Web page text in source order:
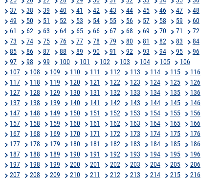
37
38 39 40 41 42 43 44 45 46 47
48
49
50 51 52 53 54 55 56 57 58 59
60
61
62 63 64 65 66 67 68 69 70 71
72
73
74 75 76 77 78 79 80 81 82 83
84
85
86 87 88 89 90 91 92 93 94 95
96
97
98 99 100 101 102 103 104 105
106
107
108 109 110 111 112 113 114 115
116
117
118 119 120 121 122 123 124 125
126
127
128 129 130 131 132 133 134 135
136
137
138 139 140 141 142 143 144 145
146
147
148 149 150 151 152 153 154 155
156
157
158 159 160 161 162 163 164 165
166
167
168 169 170 171 172 173 174 175
176
177
178 179 180 181 182 183 184 185
186
187
188 189 190 191 192 193 194 195
196
197
198 199 200 201 202 203 204 205
206
207
208 209 210 211 212 213 214 215
216